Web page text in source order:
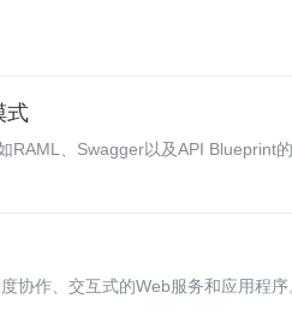
式
、Swagger以及API Blueprint的
盖的主题包括model的校验、对异步
协作、交互式的Web服务和应用程序